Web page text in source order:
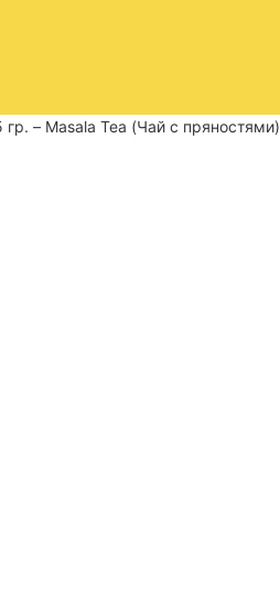
гр. – Masala Tea (Чай с пряностями)